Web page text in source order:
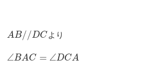
AB//DC より
∠BAC = ∠DCA